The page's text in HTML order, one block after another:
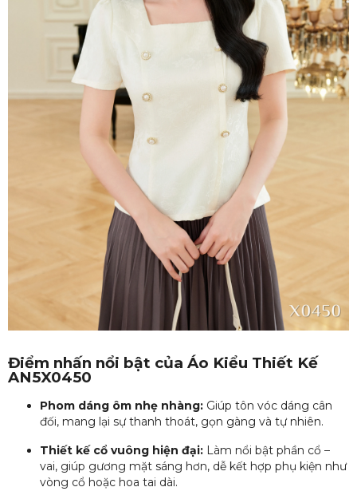
Điểm nhấn nổi bật của Áo Kiểu Thiết Kế
AN5X0450
Phom dáng ôm nhẹ nhàng: Giúp tôn vóc dáng cân
đối, mang lại sự thanh thoát, gọn gàng và tự nhiên.
Thiết kế cổ vuông hiện đại: Làm nổi bật phần cổ –
vai, giúp gương mặt sáng hơn, dễ kết hợp phụ kiện như
vòng cổ hoặc hoa tai dài.